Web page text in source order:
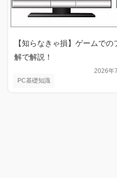
PC基礎知識
2026年
【知らなきゃ損】ゲームで
解で解説！